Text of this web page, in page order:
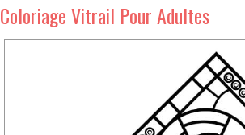
Coloriage Vitrail Pour Adultes